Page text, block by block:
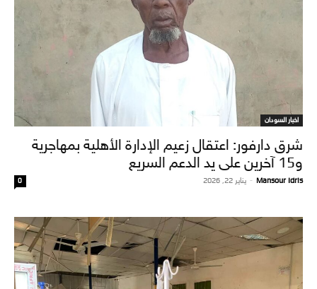
اخبار السودان
شرق دارفور: اعتقال زعيم الإدارة الأهلية بمهاجرية
و15 آخرين على يد الدعم السريع
Mansour Idris
- يناير 22, 2026 0